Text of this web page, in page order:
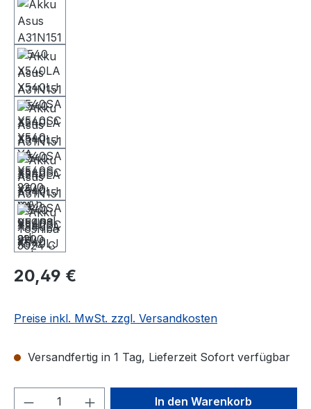
20,49 €
Preise inkl. MwSt. zzgl. Versandkosten
Versandfertig in 1 Tag, Lieferzeit Sofort verfügbar
Produkt Anzahl: Gib denIn den Warenkorb